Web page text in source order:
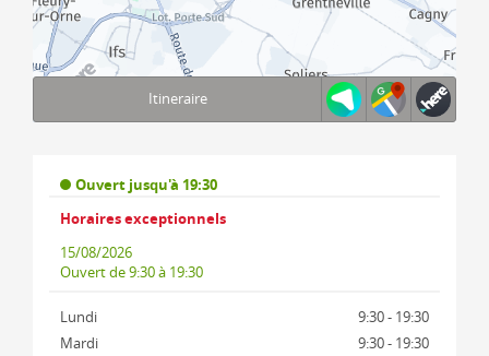
© 1987–2026 HERE, IGN
Itineraire
Ouvert jusqu'à 19:30
Horaires exceptionnels
15/08/2026
Ouvertde 9:30 à 19:30
Lundi
9:30 - 19:30
Mardi
9:30 - 19:30